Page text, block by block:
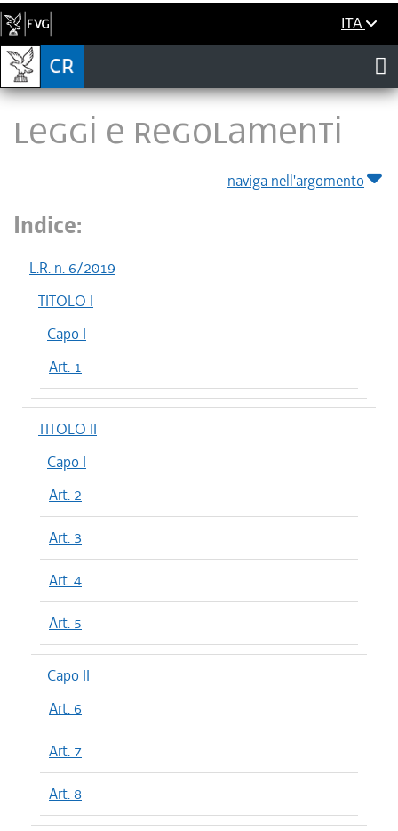
ITA
LEGGI E REGOLAMENTI
naviga nell'argomento
Indice:
L.R. n. 6/2019
TITOLO I
Capo I
Art. 1
TITOLO II
Capo I
Art. 2
Art. 3
Art. 4
Art. 5
Capo II
Art. 6
Art. 7
Art. 8